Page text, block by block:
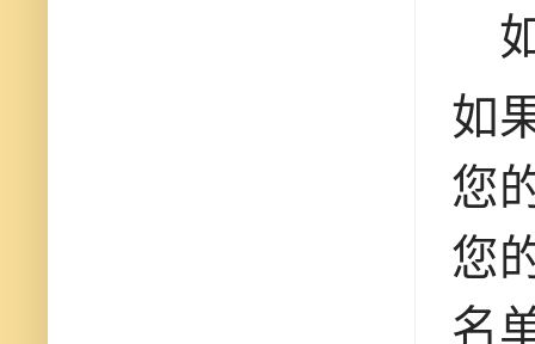
如
您
您
名